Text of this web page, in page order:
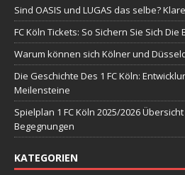
Sind OASIS und LUGAS das selbe?
FC Köln Tickets: So Sichern Sie Sich Die
Warum können sich Kölner und
Die Geschichte Des 1 FC Köln:
Meilensteine
Spielplan 1 FC Köln 2025/2026
Begegnungen
KATEGORIEN